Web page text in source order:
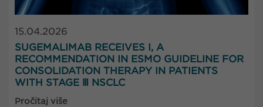
15.04.2026
SUGEMALIMAB RECEIVES I, A
RECOMMENDATION IN ESMO GUIDELINE FOR
CONSOLIDATION THERAPY IN PATIENTS
WITH STAGE Ⅲ NSCLC
Pročitaj više